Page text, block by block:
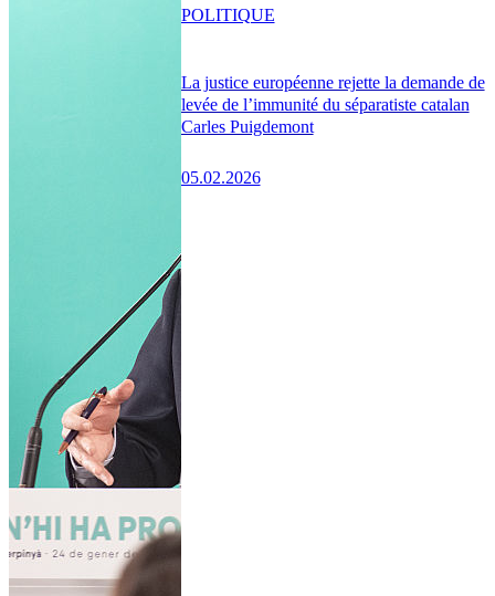
La justice européenne rejette la demande de
levée de l’immunité du séparatiste catalan
Carles Puigdemont
05.02.2026
POLITIQUE